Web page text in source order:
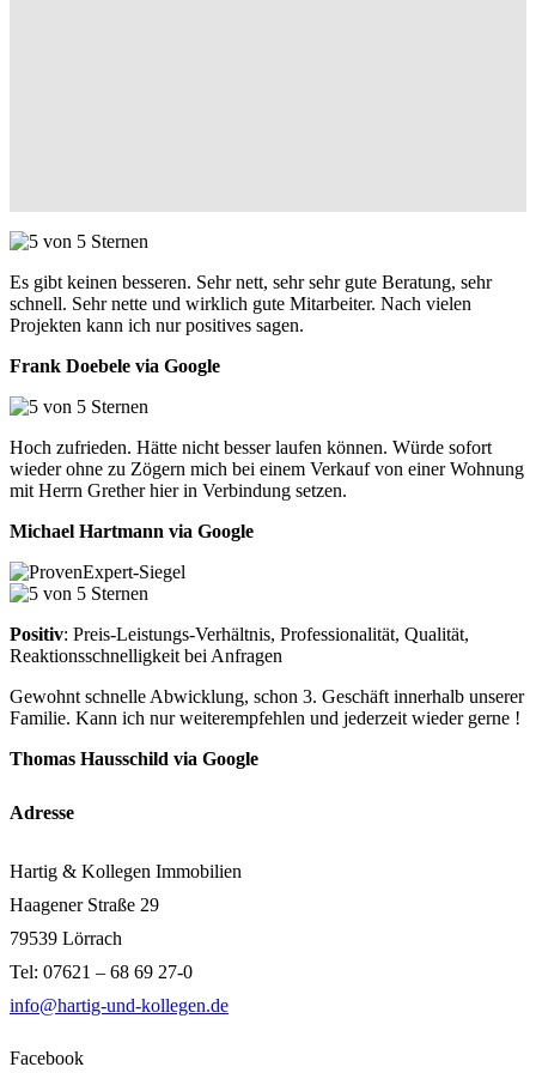
Es gibt keinen besseren. Sehr nett, sehr sehr gute Beratung, sehr
schnell. Sehr nette und wirklich gute Mitarbeiter. Nach vielen
Projekten kann ich nur positives sagen.
Frank Doebele via Google
Hoch zufrieden. Hätte nicht besser laufen können. Würde sofort
wieder ohne zu Zögern mich bei einem Verkauf von einer Wohnung
mit Herrn Grether hier in Verbindung setzen.
Michael Hartmann via Google
Positiv: Preis-Leistungs-Verhältnis, Professionalität, Qualität,
Reaktionsschnelligkeit bei Anfragen
Gewohnt schnelle Abwicklung, schon 3. Geschäft innerhalb unserer
Familie. Kann ich nur weiterempfehlen und jederzeit wieder gerne !
Thomas Hausschild via Google
Adresse
Hartig & Kollegen Immobilien
Haagener Straße 29
79539 Lörrach
Tel: 07621 – 68 69 27-0
info@hartig-und-kollegen.de
Facebook